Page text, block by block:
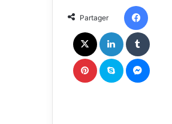
X n
c
o
u
r
r
Partager